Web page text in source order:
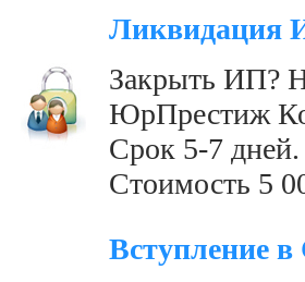
Ликвидация
Закрыть ИП?
ЮрПрестиж
Срок 5-7 дней.
Стоимость 5
Вступление